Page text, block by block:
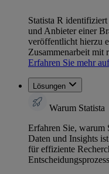
Statista R
und Anbieter einer
veröffentlicht hierzu
Zusammenarbeit mit
Erfahren Sie mehr
Lösungen
Warum Statista
Erfahren Sie, warum
Daten und Insights
für effiziente